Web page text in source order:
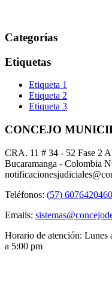
Categorías
Etiquetas
Etiqueta 1
Etiqueta 2
Etiqueta 3
CONCEJO
CRA. 11 # 34 - 52 Fase 2
Bucaramanga - Colombia
Teléfonos: (57) 6076420460
Emails:
Horario de atención: Lunes
a 5:00 pm